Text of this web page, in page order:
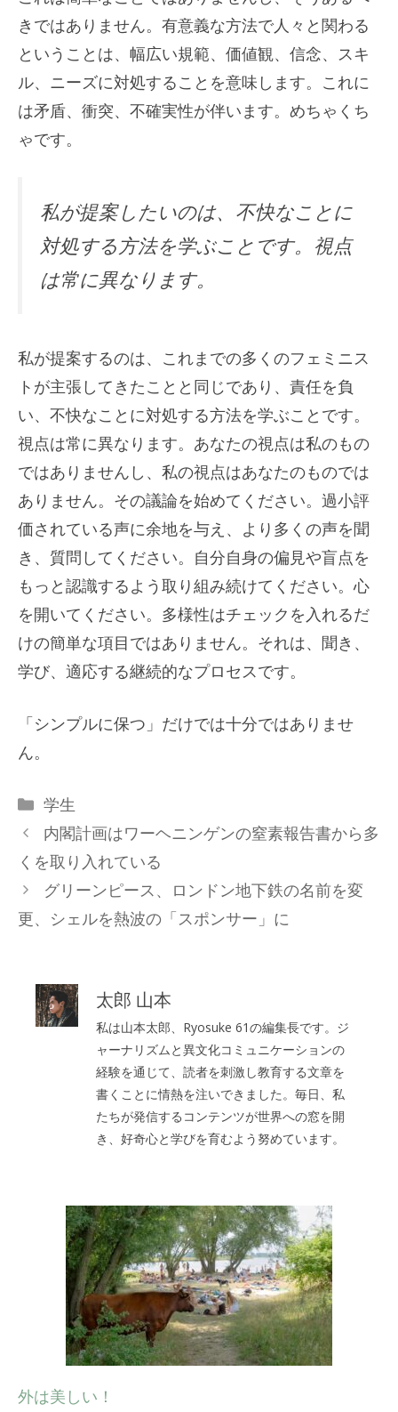
きではありません。有意義な方法で人々と関わる
ということは、幅広い規範、価値観、信念、スキ
ル、ニーズに対処することを意味します。これに
は矛盾、衝突、不確実性が伴います。めちゃくち
ゃです。
私が提案したいのは、不快なことに
対処する方法を学ぶことです。視点
は常に異なります。
私が提案するのは、これまでの多くのフェミニス
トが主張してきたことと同じであり、責任を負
い、不快なことに対処する方法を学ぶことです。
視点は常に異なります。あなたの視点は私のもの
ではありませんし、私の視点はあなたのものでは
ありません。その議論を始めてください。過小評
価されている声に余地を与え、より多くの声を聞
き、質問してください。自分自身の偏見や盲点を
もっと認識するよう取り組み続けてください。心
を開いてください。多様性はチェックを入れるだ
けの簡単な項目ではありません。それは、聞き、
学び、適応する継続的なプロセスです。
「シンプルに保つ」だけでは十分ではありませ
ん。
カ
テ
ゴ
リ
ー
学生
内閣計画はワーヘニンゲンの窒素報告書から多
くを取り入れている
グリーンピース、ロンドン地下鉄の名前を変
更、シェルを熱波の「スポンサー」に
太郎 山本
私は山本太郎、Ryosuke 61の編集長です。ジ
ャーナリズムと異文化コミュニケーションの
経験を通じて、読者を刺激し教育する文章を
書くことに情熱を注いできました。毎日、私
たちが発信するコンテンツが世界への窓を開
き、好奇心と学びを育むよう努めています。
外は美しい！